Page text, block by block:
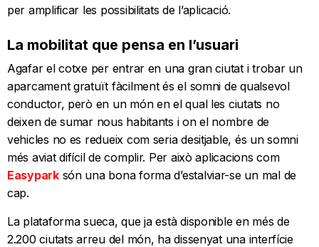
per amplificar les possibilitats de l’aplicació.
La mobilitat que pensa en l’usuari
Agafar el cotxe per entrar en una gran ciutat i trobar un
aparcament gratuït fàcilment és el somni de qualsevol
conductor, però en un món en el qual les ciutats no
deixen de sumar nous habitants i on el nombre de
vehicles no es redueix com seria desitjable, és un somni
més aviat difícil de complir. Per això aplicacions com
Easyparksón una bona forma d’estalviar-se un mal de
cap.
La plataforma sueca, que ja està disponible en més de
2.200 ciutats arreu del món, ha dissenyat una interfície